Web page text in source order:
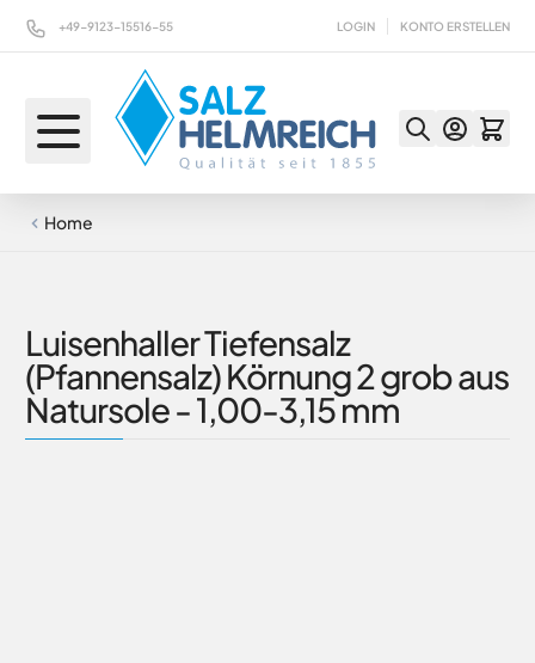
+49-9123-15516-55 LOGIN KONTO ERSTELLEN
Home
Luisenhaller Tiefensalz
(Pfannensalz) Körnung 2 grob aus
Natursole - 1,00-3,15 mm